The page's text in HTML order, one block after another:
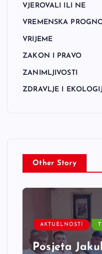
VJEROVALI ILI NE
VREMENSKA
VRIJEME
ZAKON I PRAVO
ZANIMLJIVOSTI
ZDRAVLJE I
Other Story
AKTUELNOSTI
Posjeta